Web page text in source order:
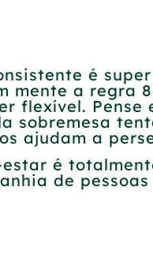
é
mente a regra
flexível. Pense
sobremesa
ajudam a
é
de